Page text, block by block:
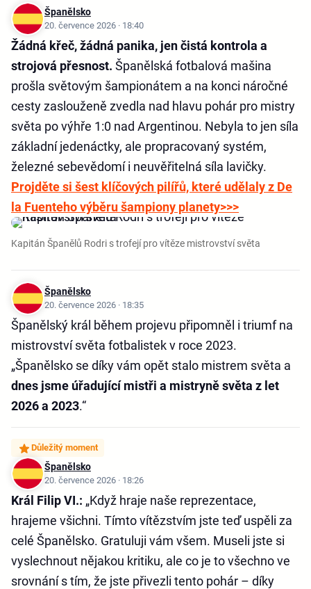
Španělsko
20. července 2026 · 18:40
Žádná křeč, žádná panika, jen čistá kontrola a
strojová přesnost. Španělská fotbalová mašina
prošla světovým šampionátem a na konci náročné
cesty zaslouženě zvedla nad hlavu pohár pro mistry
světa po výhře 1:0 nad Argentinou. Nebyla to jen síla
základní jedenáctky, ale propracovaný systém,
železné sebevědomí i neuvěřitelná síla lavičky.
Projděte si šest klíčových pilířů, které udělaly z De
la Fuenteho výběru šampiony planety>>>
Kapitán Španělů Rodri s trofejí pro vítěze mistrovství světa
Španělsko
20. července 2026 · 18:35
Španělský král během projevu připomněl i triumf na
mistrovství světa fotbalistek v roce 2023.
„Španělsko se díky vám opět stalo mistrem světa a
dnes jsme úřadující mistři a mistryně světa z let
2026 a 2023.“
Důležitý moment
Španělsko
20. července 2026 · 18:26
Král Filip VI.: „Když hraje naše reprezentace,
hrajeme všichni. Tímto vítězstvím jste teď uspěli za
celé Španělsko. Gratuluji vám všem. Museli jste si
vyslechnout nějakou kritiku, ale co je to všechno ve
srovnání s tím, že jste přivezli tento pohár – díky